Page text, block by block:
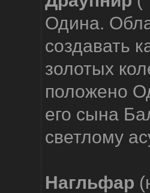
Одина.
создавать
золотых
положено
его сына
светлому
Нагльфар